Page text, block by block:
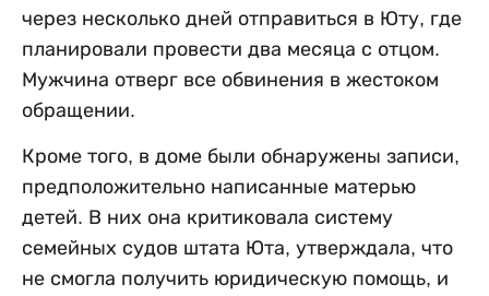
через несколько дней отправиться в Юту, где
планировали провести два месяца с отцом.
Мужчина отверг все обвинения в жестоком
обращении.
Кроме того, в доме были обнаружены записи,
предположительно написанные матерью
детей. В них она критиковала систему
семейных судов штата Юта, утверждала, что
не смогла получить юридическую помощь, и